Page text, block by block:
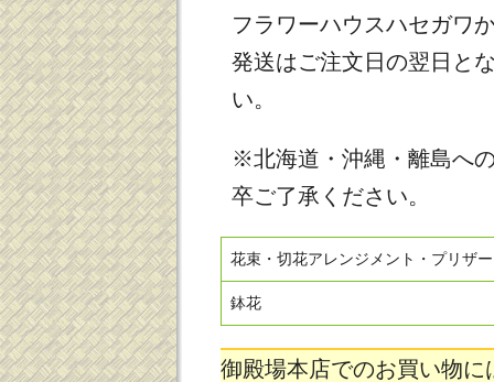
フラワーハウスハセガワ
発送はご注文日の翌日と
い。
※北海道・沖縄・離島へ
卒ご了承ください。
花束・切花アレンジメント・プリザ
鉢花
御殿場本店でのお買い物